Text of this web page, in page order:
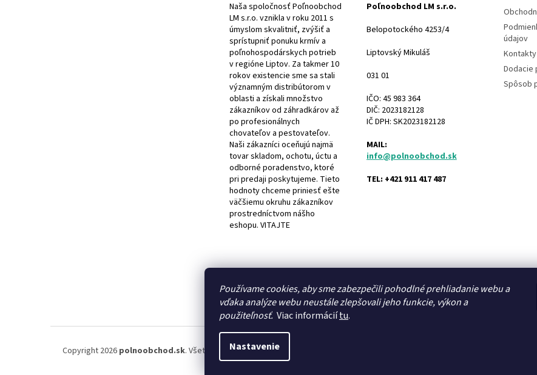
Používame cookies, aby sme zabezpečili pohodlné prehliadanie webu a
vďaka analýze webu neustále zlepšovali jeho funkcie, výkon a
použiteľnosť. Viac informáciítu.
Nastavenie
Naša spoločnosť Poľnoobchod
LM s.r.o. vznikla v roku 2011 s
úmyslom skvalitniť, zvýšiť a
sprístupniť ponuku krmív a
poľnohospodárskych potrieb
v regióne Liptov. Za takmer 10
rokov existencie sme sa stali
významným distribútorom v
oblasti a získali množstvo
zákazníkov od záhradkárov až
po profesionálnych
chovateľov a pestovateľov.
Naši zákazníci oceňujú najmä
tovar skladom, ochotu, úctu a
odborné poradenstvo, ktoré
pri predaji poskytujeme. Tieto
hodnoty chceme priniesť ešte
väčšiemu okruhu zákazníkov
prostredníctvom nášho
eshopu. VITAJTE
Poľnoobchod LM s.r.o.
Belopotockého 4253/4
Liptovský Mikuláš
031 01
IČO: 45 983 364
DIČ: 2023182128
IČ DPH: SK2023182128
MAIL:
info@polnoobchod.sk
TEL: +421 911 417 487
údajov
Kontakty
Dodacie
Spôsob
O nás
Copyright 2026 polnoobchod.sk. Všetky práva vyhradené.